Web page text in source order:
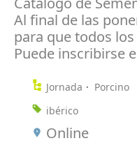
Al final de las
para que todos
Puede inscribirse
Jornada
Porcino
ibérico
Online